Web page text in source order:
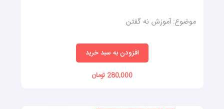
موضوع: آموزش نه گفتن
افزودن به سبد خرید
280,000 تومان